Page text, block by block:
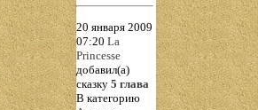
20 января 2009
07:20 La
Princesse
добавил(а)
сказку 5 глава
В категорию